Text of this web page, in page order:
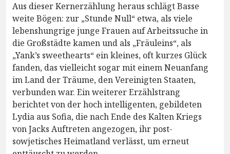
Aus dieser Kernerzählung heraus schlägt Basse
weite Bögen: zur „Stunde Null“ etwa, als viele
lebenshungrige junge Frauen auf Arbeitssuche in
die Großstädte kamen und als „Fräuleins“, als
„Yank’s sweethearts“ ein kleines, oft kurzes Glück
fanden, das vielleicht sogar mit einem Neuanfang
im Land der Träume, den Vereinigten Staaten,
verbunden war. Ein weiterer Erzählstrang
berichtet von der hoch intelligenten, gebildeten
Lydia aus Sofia, die nach Ende des Kalten Kriegs
von Jacks Auftreten angezogen, ihr post-
sowjetisches Heimatland verlässt, um erneut